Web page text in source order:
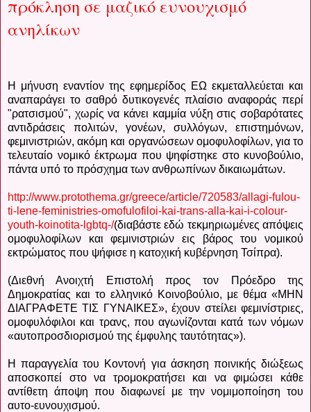
πρόκληση σε μαζικό ευνουχισμό
ανηλίκων
Η μήνυση εναντίον της εφημερίδος ΕΩ εκμεταλλεύεται και
αναπαράγει το σαθρό δυτικογενές πλαίσιο αναφοράς περί
"ρατσισμού", χωρίς να κάνει καμμία νύξη στις σοβαρότατες
αντιδράσεις πολιτών, γονέων, συλλόγων, επιστημόνων,
φεμινιστριών, ακόμη και οργανώσεων ομοφυλοφίλων, για το
τελευταίο νομικό έκτρωμα που ψηφίστηκε στο κυνοβούλιο,
πάντα υπό το πρόσχημα των ανθρωπίνων δικαιωμάτων.
http://www.protothema.gr/greece/article/720583/allagi-fulou-
ti-lene-feministries-omofulofiloi-kai-trans-alla-kai-i-colour-
youth-koinotita-lgbtq-/(διαβάστε εδώ τεκμηριωμένες απόψεις
ομοφυλοφίλων και φεμινιστριών εις βάρος του νομικού
εκτρώματος που ψήφισε η κατοχική κυβέρνηση Τσίπρα).
(Διεθνή Ανοιχτή Επιστολή προς τον Πρόεδρο της
Δημοκρατίας και το ελληνικό Κοινοβούλιο, με θέμα «ΜΗΝ
ΔΙΑΓΡΑΦΕΤΕ ΤΙΣ ΓΥΝΑΙΚΕΣ», έχουν στείλει φεμινίστριες,
ομοφυλόφιλοι και τρανς, που αγωνίζονται κατά των νόμων
«αυτοπροσδιορισμού της έμφυλης ταυτότητας»).
Η παραγγελία του Κοντονή για άσκηση ποινικής διώξεως
αποσκοπεί στο να τρομοκρατήσει και να φιμώσει κάθε
αντίθετη άποψη που διαφωνεί με την νομιμοποίηση του
αυτο-ευνουχισμού.